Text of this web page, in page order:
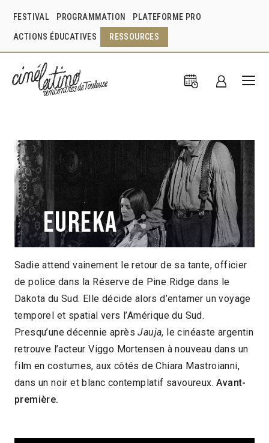
FESTIVAL PROGRAMMATION PLATEFORME PRO
ACTIONS ÉDUCATIVES RESSOURCES
Eureka
Lisandro Alonso Argentine 2023
2h27
2024 > Découvertes Fiction
Sadie attend vainement le retour de sa tante, officier
de police dans la Réserve de Pine Ridge dans le
Dakota du Sud. Elle décide alors d’entamer un voyage
temporel et spatial vers l’Amérique du Sud.
Presqu’une décennie aprèsJauja, le cinéaste argentin
retrouve l’acteur Viggo Mortensen à nouveau dans un
film en costumes, aux côtés de Chiara Mastroianni,
dans un noir et blanc contemplatif savoureux.Avant-
première.